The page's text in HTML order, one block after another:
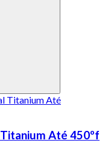
Até 450ºf